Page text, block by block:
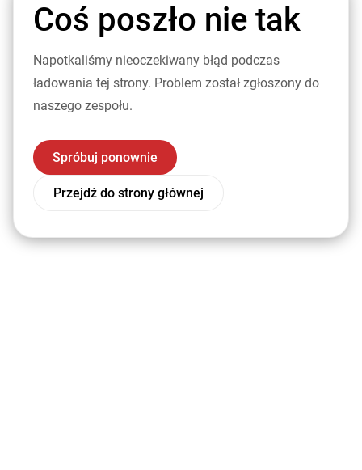
Coś poszło nie tak
Napotkaliśmy nieoczekiwany błąd podczas
ładowania tej strony. Problem został zgłoszony do
naszego zespołu.
Spróbuj ponownie
Przejdź do strony głównej